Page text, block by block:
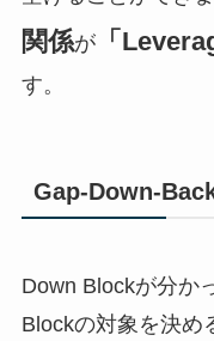
関係が「
す。
Gap-Down-
Down Blockが分か
Blockの対象を決め